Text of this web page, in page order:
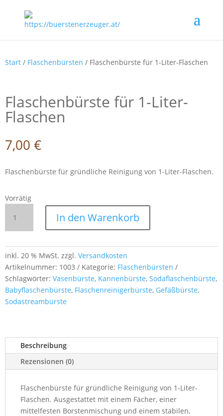
Start / Flaschenbürsten / Flaschenbürste für 1-Liter-Flaschen
Flaschenbürste für 1-Liter-
Flaschen
7,00 €
Flaschenbürste für gründliche Reinigung von 1-Liter-Flaschen.
Vorrätig
Flaschenbürste
1-
Flaschen
Menge
In den Warenkorb
inkl. 20 % MwSt. zzgl. Versandkosten
Artikelnummer: 1003 Kategorie: Flaschenbürsten
Schlagwörter: Vasenbürste, Kannenbürste, Sodaflaschenbürste,
Babyflaschenbürste, Flaschenreinigerbürste, Gefäßbürste,
Sodastreambürste
Beschreibung
Rezensionen (0)
Flaschenbürste für gründliche Reinigung von 1-Liter-
Flaschen. Ausgestattet mit einem Fächer, einer
mittelfesten Borstenmischung und einem stabilen,